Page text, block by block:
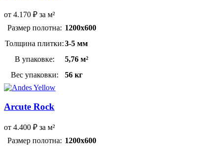
от 4.170 ₽ за м²
Размер полотна: 1200х600
Толщина плитки:3-5 мм
В упаковке:
5,76 м²
Вес упаковки:
56 кг
Arcute Rock
от 4.400 ₽ за м²
Размер полотна: 1200х600